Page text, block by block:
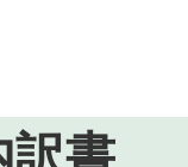
訳書